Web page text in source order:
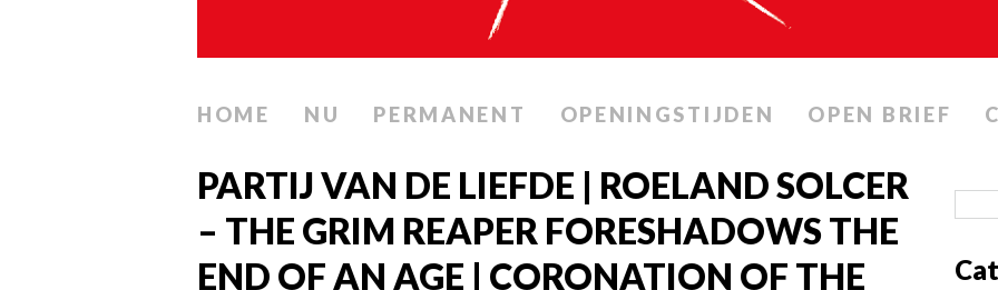
HOME NU PERMANENT OPENINGSTIJDEN OPEN BRIEF
PARTIJ VAN DE LIEFDE | ROELAND SOLCER
– THE GRIM REAPER FORESHADOWS THE
END OF AN AGE | CORONATION OF THE